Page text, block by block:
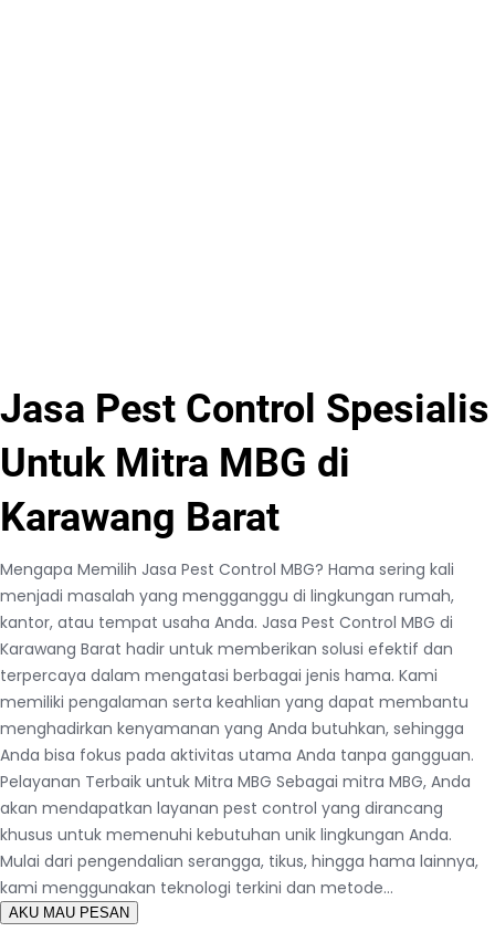
Jasa Pest Control Spesialis
Untuk Mitra MBG di
Karawang Barat
Mengapa Memilih Jasa Pest Control MBG? Hama sering kali
menjadi masalah yang mengganggu di lingkungan rumah,
kantor, atau tempat usaha Anda. Jasa Pest Control MBG di
Karawang Barat hadir untuk memberikan solusi efektif dan
terpercaya dalam mengatasi berbagai jenis hama. Kami
memiliki pengalaman serta keahlian yang dapat membantu
menghadirkan kenyamanan yang Anda butuhkan, sehingga
Anda bisa fokus pada aktivitas utama Anda tanpa gangguan.
Pelayanan Terbaik untuk Mitra MBG Sebagai mitra MBG, Anda
akan mendapatkan layanan pest control yang dirancang
khusus untuk memenuhi kebutuhan unik lingkungan Anda.
Mulai dari pengendalian serangga, tikus, hingga hama lainnya,
kami menggunakan teknologi terkini dan metode…
AKU MAU PESAN